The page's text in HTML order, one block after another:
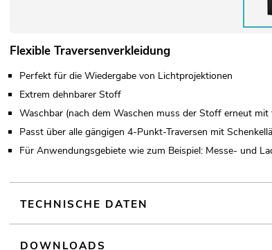
Flexible Traversenverkleidung
Perfekt für die Wiedergabe von Lichtprojektionen
Extrem dehnbarer Stoff
Waschbar (nach dem Waschen muss der Stoff erneut
Passt über alle gängigen 4-Punkt-Traversen mit
Für Anwendungsgebiete wie zum Beispiel: Messe- und
TECHNISCHE DATEN
DOWNLOADS